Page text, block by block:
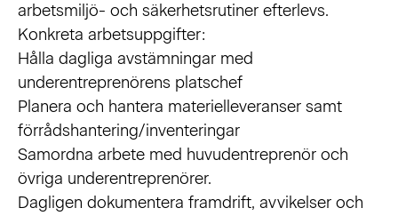
arbetsmiljö- och säkerhetsrutiner efterlevs.
Konkreta arbetsuppgifter:
Hålla dagliga avstämningar med
underentreprenörens platschef
Planera och hantera materielleveranser samt
förrådshantering/inventeringar
Samordna arbete med huvudentreprenör och
övriga underentreprenörer.
Dagligen dokumentera framdrift, avvikelser och